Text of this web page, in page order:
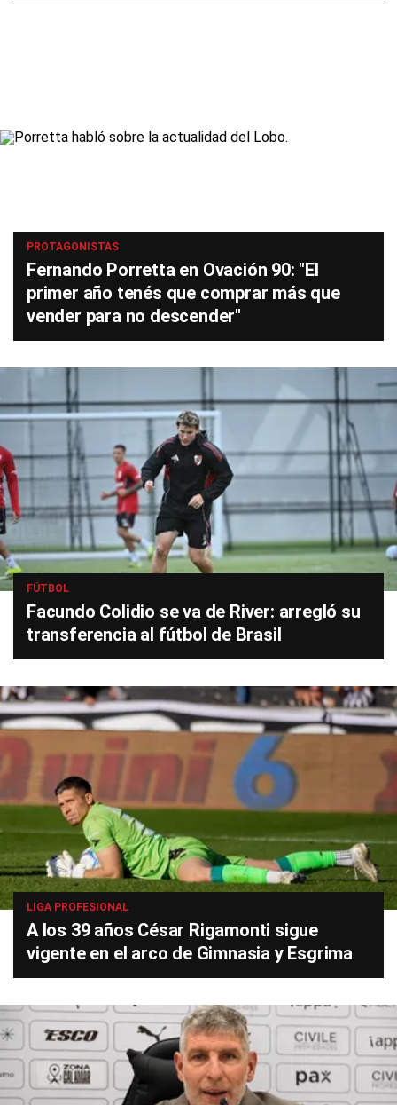
PROTAGONISTAS
Fernando Porretta en Ovación 90: "El
primer año tenés que comprar más que
vender para no descender"
FÚTBOL
Facundo Colidio se va de River: arregló su
transferencia al fútbol de Brasil
LIGA PROFESIONAL
A los 39 años César Rigamonti sigue
vigente en el arco de Gimnasia y Esgrima